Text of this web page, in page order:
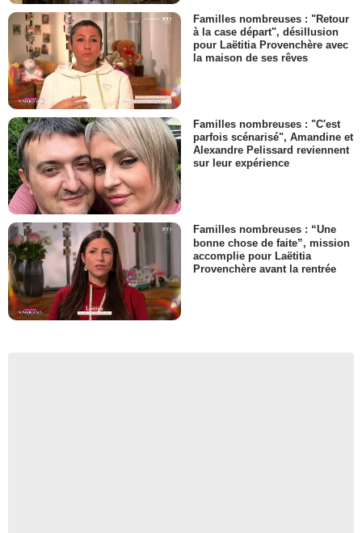
Familles nombreuses : "Retour
à la case départ", désillusion
pour Laëtitia Provenchère avec
la maison de ses rêves
Familles nombreuses : "C'est
parfois scénarisé", Amandine et
Alexandre Pelissard reviennent
sur leur expérience
Familles nombreuses : “Une
bonne chose de faite”, mission
accomplie pour Laëtitia
Provenchère avant la rentrée